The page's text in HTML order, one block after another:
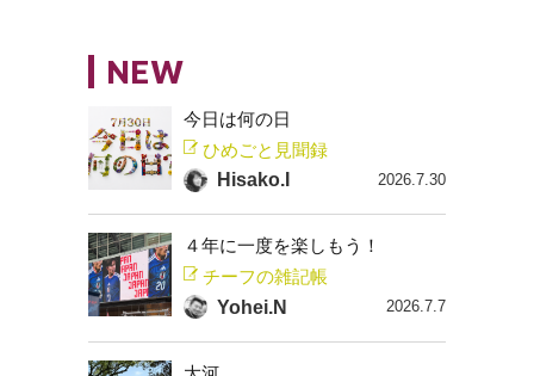
NEW
今日は何の日
ひめごと見聞録
Hisako.I
2026.7.30
４年に一度を楽しもう！
チーフの雑記帳
Yohei.N
2026.7.7